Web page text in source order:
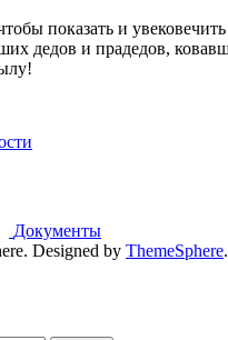
показать и увековечить
дедов и прадедов,
Документы
Designed by ThemeSphere.